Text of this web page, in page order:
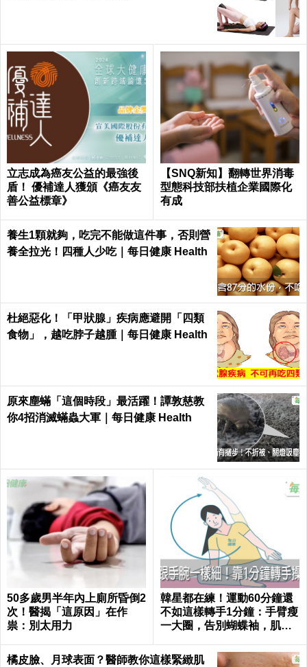
立志成為癌友公益的最強後
盾！ 優補達人獲頒《癌友友
善公益標章》
【SNQ新知】翻轉世界消毒
型態科技部扶植企業國際化
有成
養生1顆就夠，吃完不能做這件事，否則營
養全拉光！四種人少吃｜每日健康 Health
杜絕惡化！「甲狀腺」疾病應避開「四類
食物」，越吃脖子越腫｜每日健康 Health
原來塵蟎「這個時段」最活躍！譚敦慈教
你4招消滅蟎蟲大軍｜每日健康 Health
50多歲男半年內上廁所昏倒2
次！醫揭「這原因」在作
祟：別太用力
韓星都在練！運動60分鐘還
不如這樣轉手1分鐘：手臂瘦
一大圈，告別蝴蝶袖，肌肉
橘皮臉、月球表面？醫師教你這樣緊緻肌